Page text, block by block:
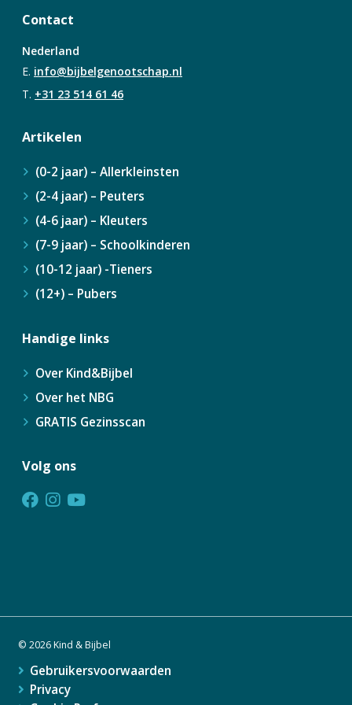
Contact
Nederland
E. info@bijbelgenootschap.nl
T. +31 23 514 61 46
Artikelen
(0-2 jaar) – Allerkleinsten
(2-4 jaar) – Peuters
(4-6 jaar) – Kleuters
(7-9 jaar) – Schoolkinderen
(10-12 jaar) -Tieners
(12+) – Pubers
Handige links
Over Kind&Bijbel
Over het NBG
GRATIS Gezinsscan
Volg ons
© 2026 Kind & Bijbel
Gebruikersvoorwaarden
Privacy